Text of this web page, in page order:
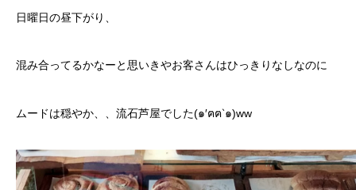
日曜日の昼下がり、
混み合ってるかなーと思いきやお客さんはひっきりなしなのに
ムードは穏やか、、流石芦屋でした(๑′ฅฅ‵๑)ww